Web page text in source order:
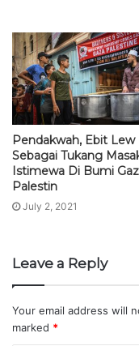
Pendakwah, Ebit Lew
Sebagai Tukang
Istimewa Di Bumi
Palestin
July 2, 2021
Leave a Reply
Your email address will
marked *